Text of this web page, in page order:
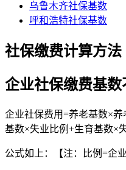
乌鲁木齐社保基数
呼和浩特社保基数
社保缴费计算方法
企业社保缴费基
企业社保费用=养老基数×
基数×失业比例+生育基数×
公式如上：【注：比例=企